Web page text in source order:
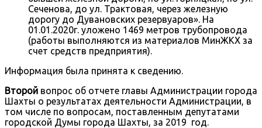
Сеченова, до ул. Трактовая, через железную
дорогу до Дувановских резервуаров». На
01.01.2020г. уложено 1469 метров трубопровода
(работы выполняются из материалов МинЖКХ за
счет средств предприятия).
Информация была принята к сведению.
Второй вопрос об отчете главы Администрации города
Шахты о результатах деятельности Администрации, в
том числе по вопросам, поставленным депутатами
городской Думы города Шахты, за 2019 год.